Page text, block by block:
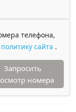
телефона,
сайта .
Запросить
номера